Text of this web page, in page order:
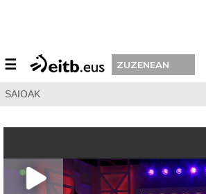
☰ ZUZENEAN
SAIOAK